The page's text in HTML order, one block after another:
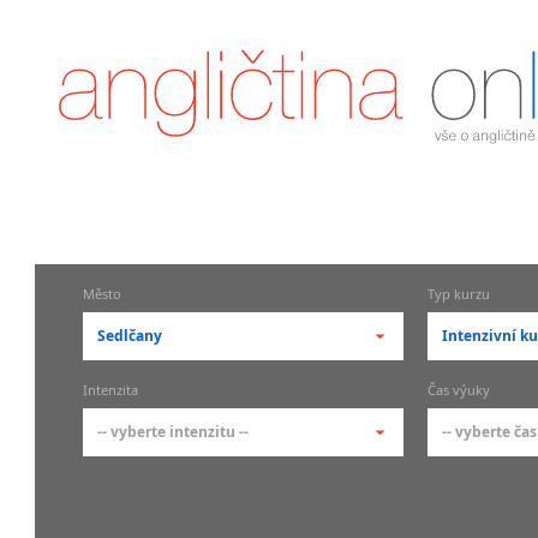
Město
Sedlčany
-- vyberte město --
pražské městské části
Typ kurzu
Intenzivní
-- vyberte
Intenzita
-- vyberte intenzitu --
Čas výuky
-- vyberte